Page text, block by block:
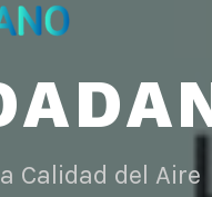
Calidad del Aire